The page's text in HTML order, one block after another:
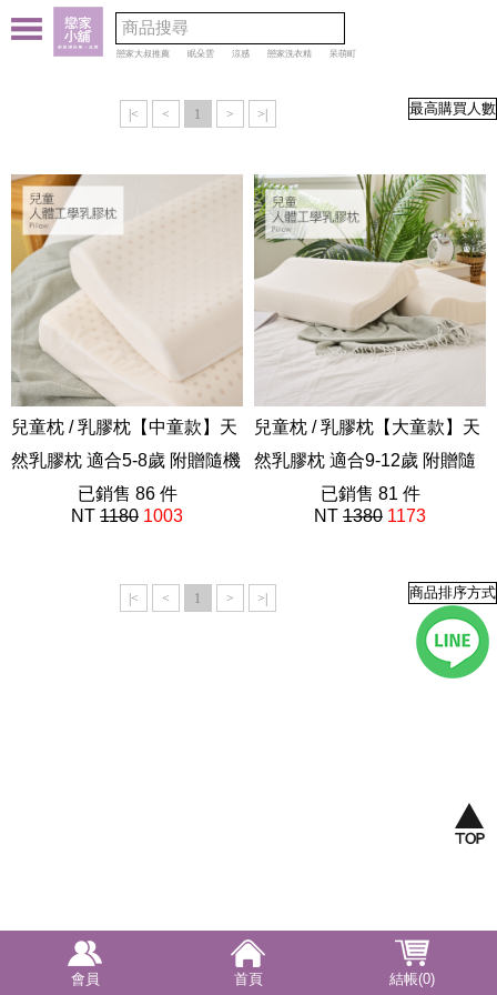
戀家大叔推薦 眠朵雲 涼感 戀家洗衣精 呆萌町
|< < 1 > >|
兒童枕 / 乳膠枕【中童款】天
然乳膠枕 適合5-8歲 附贈隨機
花色枕套
ABF101
已銷售 86 件
NT 1180 1003
兒童枕 / 乳膠枕【大童款】天
然乳膠枕 適合9-12歲 附贈隨
機花色枕套
ABF101
已銷售 81 件
NT 1380 1173
|< < 1 > >|
會員 首頁 結帳(0)